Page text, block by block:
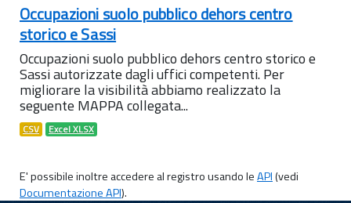
Occupazioni suolo pubblico dehors centro
storico e Sassi
Occupazioni suolo pubblico dehors centro storico e
Sassi autorizzate dagli uffici competenti. Per
migliorare la visibilità abbiamo realizzato la
seguente MAPPA collegata...
CSV Excel XLSX
E' possibile inoltre accedere al registro usando leAPI(vedi
Documentazione API).